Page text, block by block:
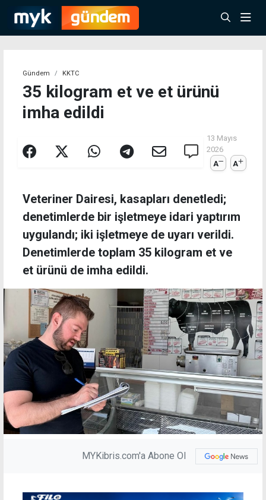
Gündem KKTC
35 kilogram et ve et ürünü
imha edildi
13 Mayıs
2026
A
A
Veteriner Dairesi, kasapları denetledi;
denetimlerde bir işletmeye idari yaptırım
uygulandı; iki işletmeye de uyarı verildi.
Denetimlerde toplam 35 kilogram et ve
et ürünü de imha edildi.
MYKibris.com'a Abone Ol